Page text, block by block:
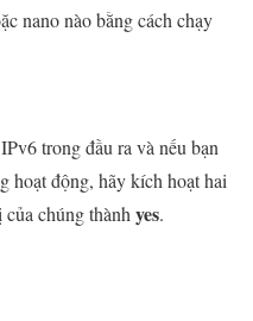
nano nào bằng cách chạy
trong đầu ra và nếu bạn
hoạt động, hãy kích hoạt hai
chúng thành yes.